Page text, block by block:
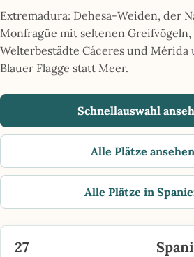
Extremadura: Dehesa-Weiden, der
Monfragüe mit seltenen Greifvögeln,
Welterbestädte Cáceres und Mérida
Blauer Flagge statt Meer.
Schnellauswahl
Alle Plätze ansehen
Alle Plätze in
27